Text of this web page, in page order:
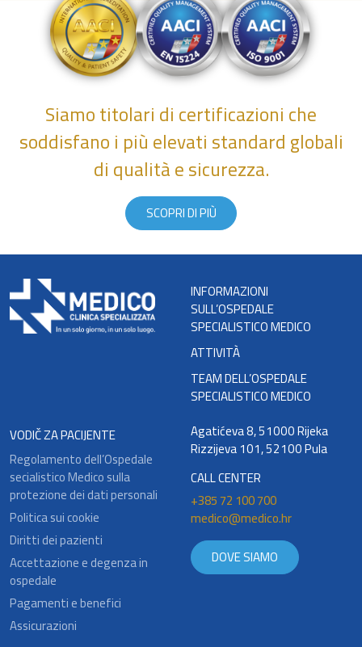
Siamo titolari di certificazioni che
soddisfano i più elevati standard globali
di qualità e sicurezza.
SCOPRI DI PIÙ
INFORMAZIONI
SULL’OSPEDALE
SPECIALISTICO MEDICO
ATTIVITÀ
TEAM DELL’OSPEDALE
SPECIALISTICO MEDICO
VODIČ ZA PACIJENTE
Regolamento dell’Ospedale
secialistico Medico sulla
protezione dei dati personali
Politica sui cookie
Diritti dei pazienti
Accettazione e degenza in
ospedale
Pagamenti e benefici
Assicurazioni
Agatićeva 8, 51000 Rijeka
Rizzijeva 101, 52100 Pula
CALL CENTER
+385 72 100 700
medico@medico.hr
DOVE SIAMO